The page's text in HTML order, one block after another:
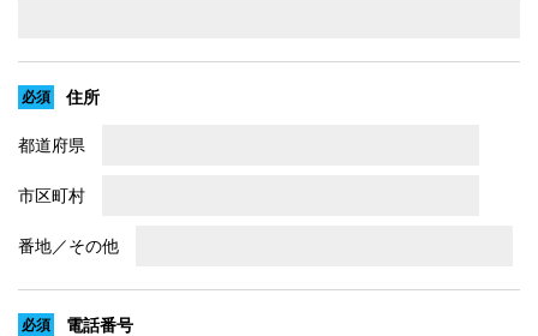
住所
都道府県
市区町村
番地／その他
電話番号